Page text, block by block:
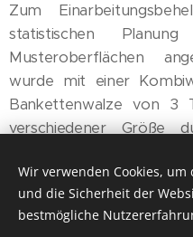
Zum
statistischen
Musteroberflächen
wurde mit einer
Bankettenwalze von 3
verschiedener Größe
Messungen ist es, die
Ausführer mit
versehen.
Wir verwenden Cookies,
und die Sicherheit der
bestmögliche